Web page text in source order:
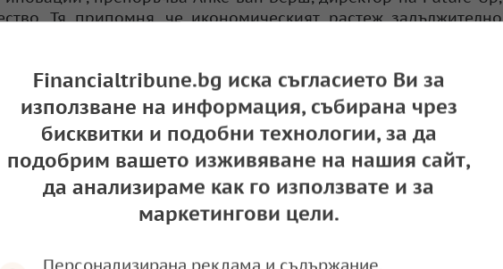
Тя припомня, че икономическият растеж задължително
През 2024 г. компаниите в Нидерландия са инвестирали с
среда в сравнение с година по-рано. В парично
– сума, която е най-ниската за последните 5 години.
Financialtribune.bg иска съгласието Ви за
използване на информация, събирана чрез
бисквитки и подобни технологии, за да
подобрим вашето изживяване на нашия сайт,
да анализираме как го използвате и за
маркетингови цели.